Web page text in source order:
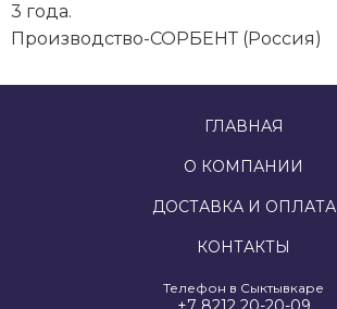
3 года.
Производство-СОРБЕНТ (Россия)
ГЛАВНАЯ
О КОМПАНИИ
ДОСТАВКА И ОПЛАТА
КОНТАКТЫ
Телефон в Сыктывкаре